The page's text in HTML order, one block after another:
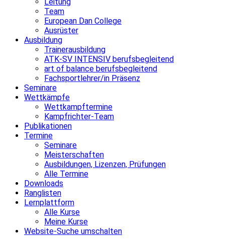
Team
European Dan College
Ausrüster
Ausbildung
Trainerausbildung
ATK-SV INTENSIV berufsbegleitend
art of balance berufsbegleitend
Fachsportlehrer/in Präsenz
Seminare
Wettkämpfe
Wettkampftermine
Kampfrichter-Team
Publikationen
Termine
Seminare
Meisterschaften
Ausbildungen, Lizenzen, Prüfungen
Alle Termine
Downloads
Ranglisten
Lernplattform
Alle Kurse
Meine Kurse
Website-Suche umschalten